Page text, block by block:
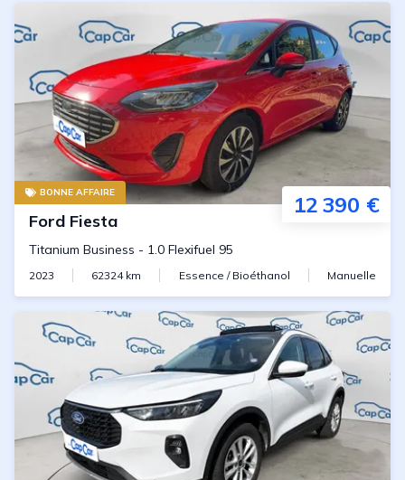
BONNE AFFAIRE 12 390 €
Ford Fiesta
Titanium Business - 1.0 Flexifuel 95
2023 62324km Essence / Bioéthanol Manuelle